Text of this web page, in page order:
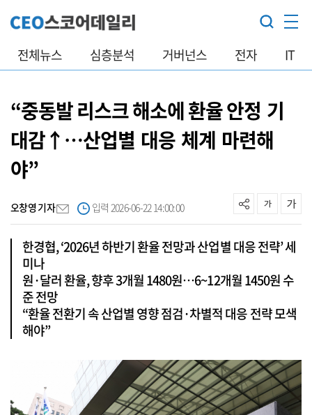
전체뉴스 심층분석 거버넌스 전자 IT
“중동발 리스크 해소에 환율 안정 기
대감↑…산업별 대응 체계 마련해
야”
오창영 기자 입력 2026-06-22 14:00:00
한경협, ‘2026년 하반기 환율 전망과 산업별 대응 전략’ 세
미나
원·달러 환율, 향후 3개월 1480원…6~12개월 1450원 수
준 전망
“환율 전환기 속 산업별 영향 점검·차별적 대응 전략 모색
해야”